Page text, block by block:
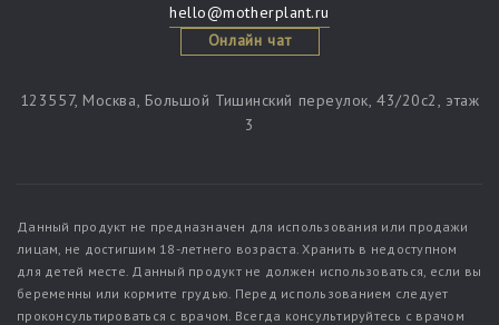
hello@motherplant.ru
Онлайн чат
123557, Москва, Большой Тишинский переулок, 43/20c2, этаж
3
Данный продукт не предназначен для использования или продажи
лицам, не достигшим 18-летнего возраста. Хранить в недоступном
для детей месте. Данный продукт не должен использоваться, если вы
беременны или кормите грудью. Перед использованием следует
проконсультироваться с врачом. Всегда консультируйтесь с врачом